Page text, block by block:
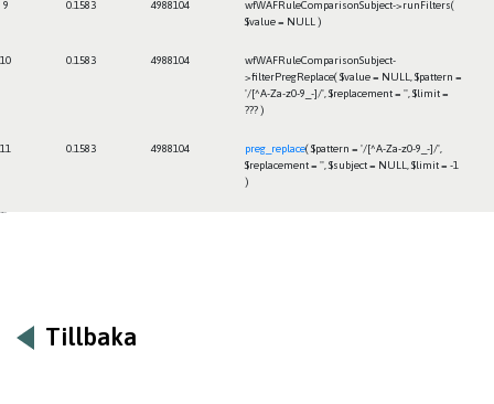
9 0.1583 4988104
wfWAFRuleComparisonSubject->runFilters(
$value = NULL )
10 0.1583 4988104
wfWAFRuleComparisonSubject-
>filterPregReplace($value = NULL
$pattern =
'/[^A-Za-z0-9_-]/' $replacement = '' $limit =
??? )
11 0.1583 4988104 preg_replace($pattern = '/[^A-Za-z0-9_-]/'
$replacement = '' $subject = NULL $limit = -1
)
Tillbaka